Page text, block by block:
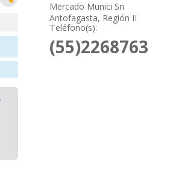
Mercado Munici Sn
Antofagasta, Región II
Teléfono(s):
(55)2268763